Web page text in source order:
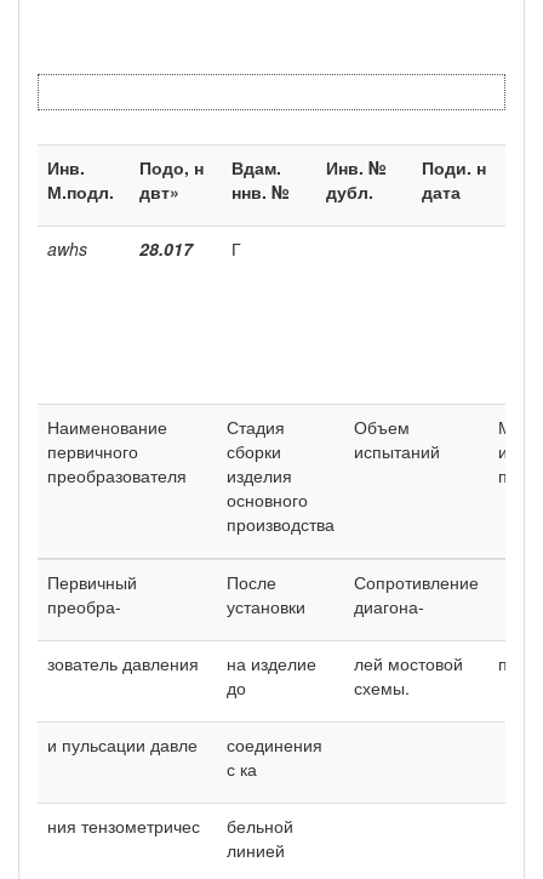
Инв.
М.подл.
Подо, н
двт»
Вдам.
ннв. №
Инв. №
дубл.
Поди. н
дата
awhs 28.017 Г
Наименование
первичного
преобразователя
Стадия
сборки
изделия
основного
производства
Объем
испытаний
по
Первичный
преобра-
После
установки
Сопротивление
диагона-
зователь давления
на изделие
до
лей мостовой
схемы.
п.3.9.
и пульсации давле­
соединения
с ка­
ния тензометричес­
бельной
линией